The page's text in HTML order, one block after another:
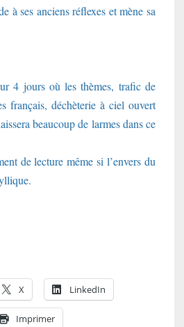
à ses anciens réflexes et mène sa
4 jours où les thèmes, trafic de
français, déchèterie à ciel ouvert
beaucoup de larmes dans ce
de lecture même si l’envers du
X LinkedIn
Imprimer